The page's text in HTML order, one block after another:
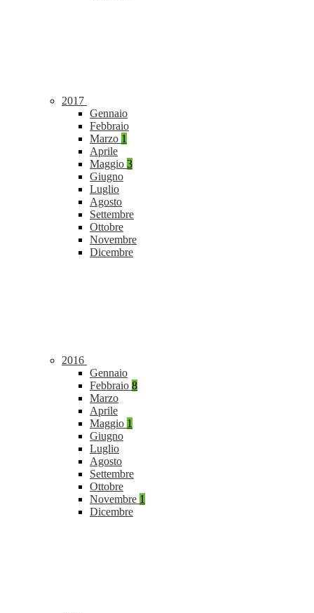
2017
Gennaio
Febbraio
Marzo 1
Aprile
Maggio 3
Giugno
Luglio
Agosto
Settembre
Ottobre
Novembre
Dicembre
2016
Gennaio
Febbraio 8
Marzo
Aprile
Maggio 1
Giugno
Luglio
Agosto
Settembre
Ottobre
Novembre 1
Dicembre